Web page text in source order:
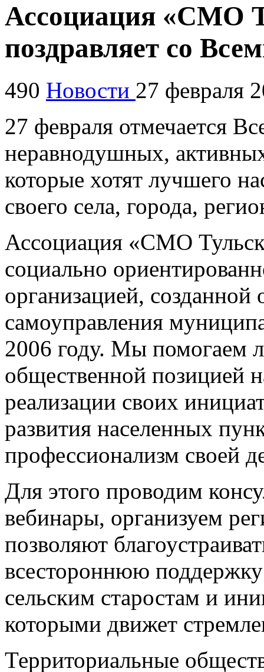
Ассоциация «СМО
поздравляет со
490 Новости 27 февраля
27 февраля отмечается
неравнодушных,
которые хотят лучшего
своего села, города,
Ассоциация «СМО
социально
организацией, созданной
самоуправления
2006 году. Мы помогаем
общественной позицией
реализации своих
развития населенных
профессионализм своей
Для этого проводим
вебинары, организуем
позволяют
всестороннюю
сельским старостам и
которыми движет
Территориальные